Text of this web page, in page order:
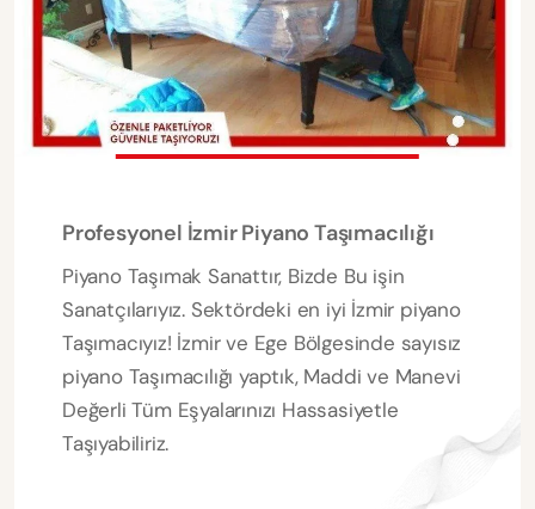
Profesyonel İzmir Piyano Taşımacılığı
Piyano Taşımak Sanattır, Bizde Bu işin
Sanatçılarıyız. Sektördeki en iyi İzmir piyano
Taşımacıyız! İzmir ve Ege Bölgesinde sayısız
piyano Taşımacılığı yaptık, Maddi ve Manevi
Değerli Tüm Eşyalarınızı Hassasiyetle
Taşıyabiliriz.